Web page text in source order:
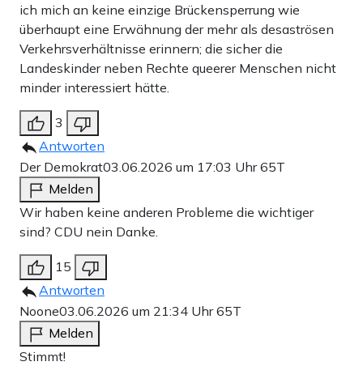
ich mich an keine einzige Brückensperrung wie
überhaupt eine Erwähnung der mehr als desaströsen
Verkehrsverhältnisse erinnern; die sicher die
Landeskinder neben Rechte queerer Menschen nicht
minder interessiert hätte.
3
Antworten
Der Demokrat03.06.2026 um 17:03 Uhr65T
Melden
Wir haben keine anderen Probleme die wichtiger
sind? CDU nein Danke.
15
Antworten
Noone03.06.2026 um 21:34 Uhr65T
Melden
Stimmt!